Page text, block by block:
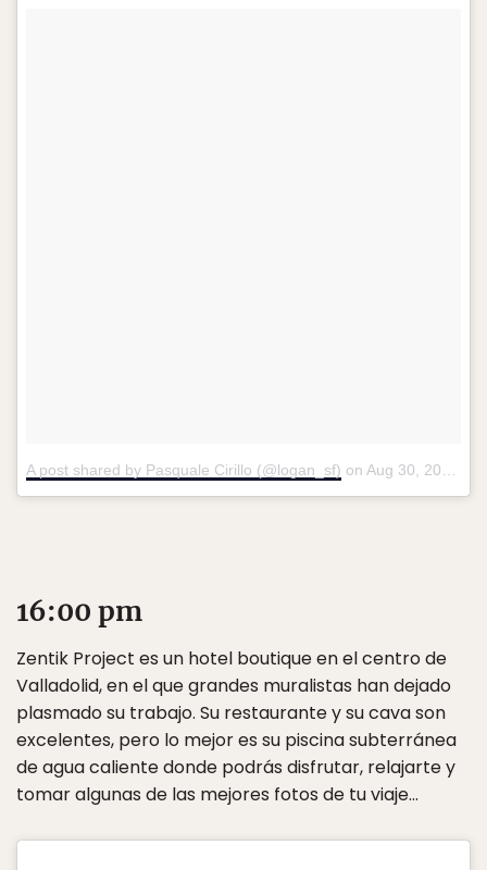
A post shared by Pasquale Cirillo (@logan_sf) on Aug 30, 2017 at 7:21am PDT
16:00 pm
Zentik Project es un hotel boutique en el centro de
Valladolid, en el que grandes muralistas han dejado
plasmado su trabajo. Su restaurante y su cava son
excelentes, pero lo mejor es su piscina subterránea
de agua caliente donde podrás disfrutar, relajarte y
tomar algunas de las mejores fotos de tu viaje…